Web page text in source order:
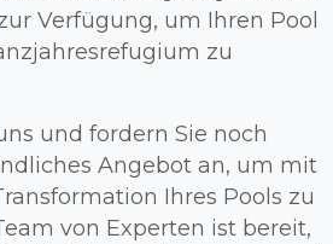
Verfügung, um Ihren Pool
zu
und fordern Sie noch
Angebot an, um mit
Ihres Pools zu
von Experten ist bereit,